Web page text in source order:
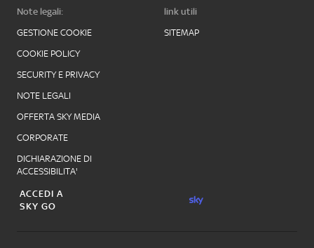
Note legali:
GESTIONE COOKIE
COOKIE POLICY
SECURITY E PRIVACY
NOTE LEGALI
OFFERTA SKY MEDIA
CORPORATE
DICHIARAZIONE DI
ACCESSIBILITA'
link utili
SITEMAP
ACCEDI A
SKY GO